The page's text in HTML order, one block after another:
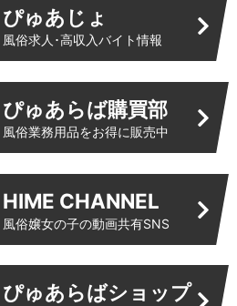
ぴゅあじょ
風俗求人･高収入バイト情報
ぴゅあらば購買部
風俗業務用品をお得に販売中
HIME CHANNEL
風俗嬢女の子の動画共有SNS
ぴゅあらばショップ